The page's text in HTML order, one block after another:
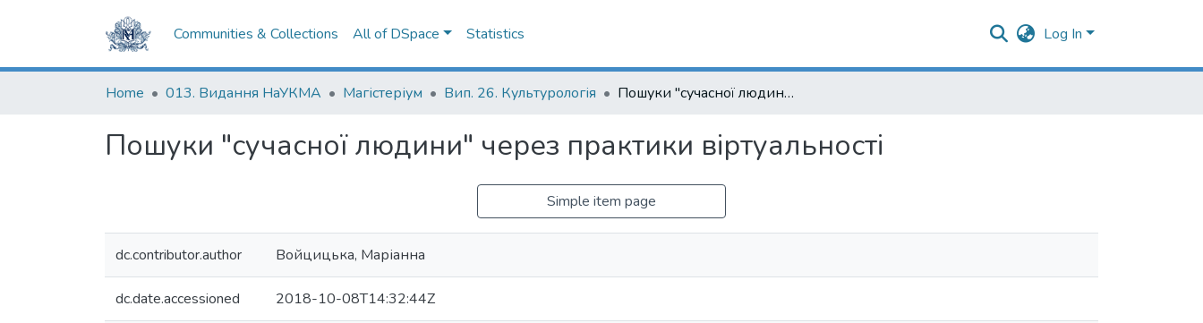
Communities & Collections All of DSpace Statistics Log In
Home 013. Видання НаУКМА Магістеріум Вип. 26. Культурологія Пошуки "сучасної людини" через практики віртуальності
Пошуки "сучасної людини" через практики віртуальності
Simple item page
dc.contributor.author Войцицька, Маріанна
dc.date.accessioned 2018-10-08T14:32:44Z